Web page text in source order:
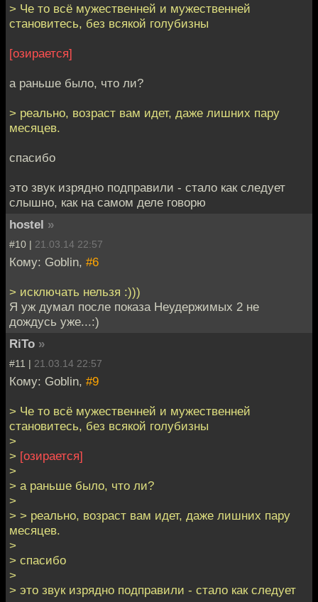
> Че то всё мужественней и мужественней
становитесь, без всякой голубизны
[озирается]
а раньше было, что ли?
> реально, возраст вам идет, даже лишних пару
месяцев.
спасибо
это звук изрядно подправили - стало как следует
слышно, как на самом деле говорю
hostel »
#10 | 21.03.14 22:57
Кому: Goblin, #6
> исключать нельзя :)))
Я уж думал после показа Неудержимых 2 не
дождусь уже...:)
RiTo »
#11 | 21.03.14 22:57
Кому: Goblin, #9
> Че то всё мужественней и мужественней
становитесь, без всякой голубизны
>
> [озирается]
>
> а раньше было, что ли?
>
> > реально, возраст вам идет, даже лишних пару
месяцев.
>
> спасибо
>
> это звук изрядно подправили - стало как следует